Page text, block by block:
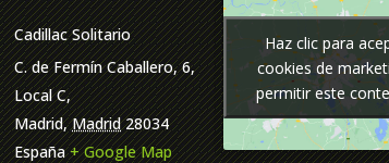
Cadillac Solitario
C. de Fermín Caballero, 6,
Local C,
Madrid, Madrid 28034
España + Google Map
Haz clic para
cookies de
permitir este
Haz clic para
cookies de
permitir este